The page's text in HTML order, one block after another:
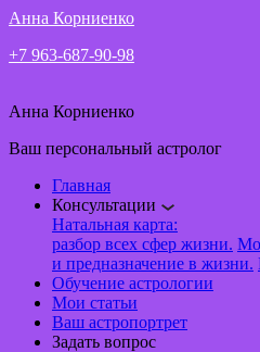
Анна Корниенко
+7 963-687-90-98
Анна Корниенко
Ваш персональный астролог
Главная
Консультации
Натальная карта:
разбор всех сфер жизни.
и предназначение в жизни.
Обучение астрологии
Мои статьи
Ваш астропортрет
Задать вопрос